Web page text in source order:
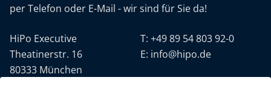
per Telefon oder E-Mail - wir sind für Sie da!
HiPo Executive
Theatinerstr. 16
80333 München
T: +49 89 54 803 92-0
E: info@hipo.de